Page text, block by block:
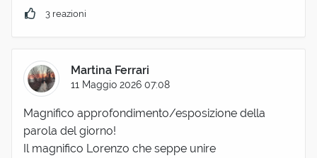
3 reazioni
Martina Ferrari
11 Maggio 2026 07:08
Magnifico approfondimento/esposizione della
parola del giorno!
Il magnifico Lorenzo che seppe unire